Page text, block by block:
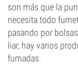
son más que la
necesita todo
pasando por
liar, hay varios
fumadas.